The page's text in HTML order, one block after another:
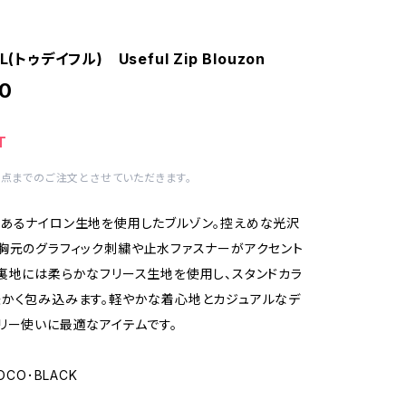
トゥデイフル) Useful Zip Blouzon
までのご注文とさせていただきます。
るナイロン生地を使用したブルゾン。控えめな光沢
元のグラフィック刺繍や止水ファスナーがアクセント
地には柔らかなフリース生地を使用し、スタンドカラ
く包み込みます。軽やかな着心地とカジュアルなデ
ー使いに最適なアイテムです。
･BLACK